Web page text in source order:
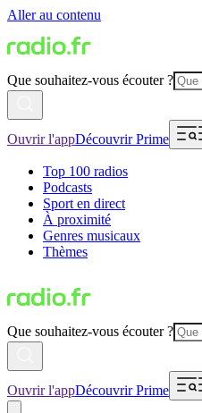
Aller au contenu
Que souhaitez-vous écouter ?
Ouvrir l'appDécouvrir Prime
Top 100 radios
Podcasts
Sport en direct
À proximité
Genres musicaux
Thèmes
Que souhaitez-vous écouter ?
Ouvrir l'appDécouvrir Prime